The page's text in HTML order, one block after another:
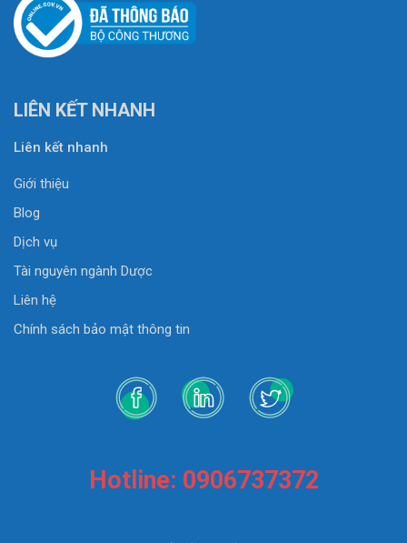
LIÊN KẾT NHANH
Liên kết nhanh
Giới thiệu
Blog
Dịch vụ
Tài nguyên ngành Dược
Liên hệ
Chính sách bảo mật thông tin
Hotline: 0906737372